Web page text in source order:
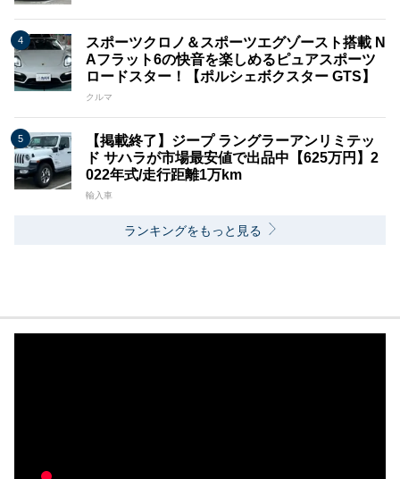
スポーツクロノ＆スポーツエグゾースト搭載 N
Aフラット6の快音を楽しめるピュアスポーツ
ロードスター！【ポルシェボクスター GTS】
クルマ
【掲載終了】ジープ ラングラーアンリミテッ
ド サハラが市場最安値で出品中【625万円】2
022年式/走行距離1万km
輸入車
ランキングをもっと見る